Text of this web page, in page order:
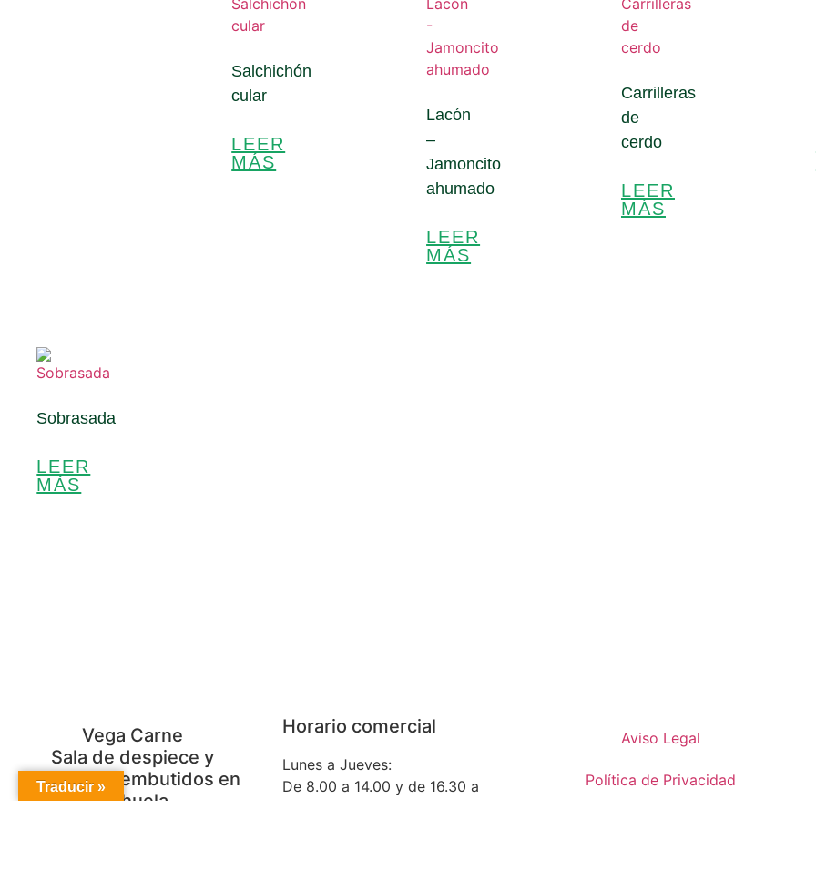
Salchichón
cular
LEER
MÁS
Lacón
–
Jamoncito
ahumado
LEER
MÁS
Carrilleras
de
cerdo
LEER
MÁS
Sobrasada
LEER
MÁS
Vega Carne
Sala de despiece y
Fábrica de embutidos en
Orihuela
Horario comercial
Lunes a Jueves:
De 8.00 a 14.00 y de 16.30 a
Aviso Legal
Política de Privacidad
Traducir »